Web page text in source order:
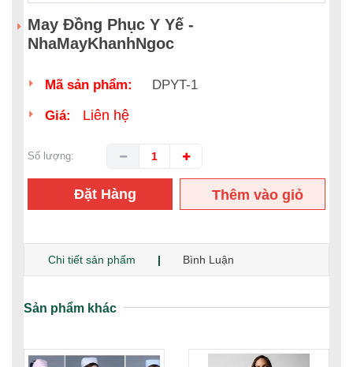
May Đồng Phục Y Yế -
NhaMayKhanhNgoc
Mã sản phẩm: DPYT-1
Giá: Liên hệ
Số lượng:
Đặt Hàng
Thêm vào giỏ
Chi tiết sản phẩm Bình Luận
Sản phẩm khác